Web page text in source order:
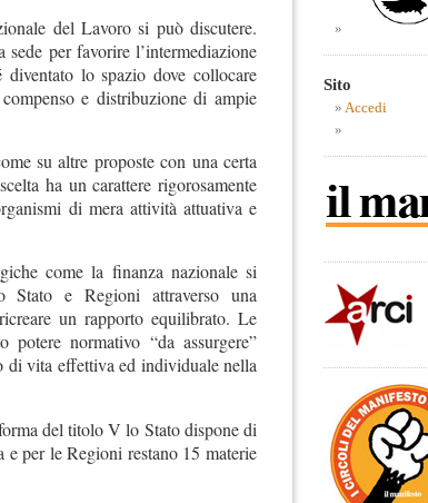
del Lavoro si può discutere.
per favorire l’intermediazione
lo spazio dove collocare
e distribuzione di ampie
su altre proposte con una certa
ha un carattere rigorosamente
di mera attività attuativa e
come la finanza nazionale si
e Regioni attraverso una
un rapporto equilibrato. Le
normativo “da assurgere”
di vita effettiva ed individuale nella
del titolo V lo Stato dispone di
per le Regioni restano 15 materie
Sito
Accedi